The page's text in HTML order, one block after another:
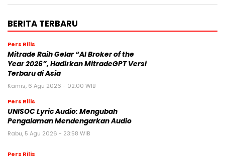
BERITA TERBARU
Pers Rilis
Mitrade Raih Gelar “AI Broker of the
Year 2026”, Hadirkan MitradeGPT Versi
Terbaru di Asia
Kamis, 6 Agu 2026 - 02:00 WIB
Pers Rilis
UNISOC Lyric Audio: Mengubah
Pengalaman Mendengarkan Audio
Rabu, 5 Agu 2026 - 23:58 WIB
Pers Rilis